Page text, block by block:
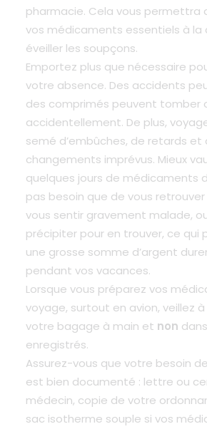
pharmacie. Cela vous permettra
vos médicaments essentiels à la
éveiller les soupçons.
Emportez plus que nécessaire
votre absence. Des accidents
des comprimés peuvent tomber
accidentellement. De plus,
semé d’embûches, de retards et
changements imprévus. Mieux
quelques jours de médicaments
pas besoin que de vous
vous sentir gravement malade,
précipiter pour en trouver, ce qui
une grosse somme d’argent
pendant vos vacances.
Lorsque vous préparez vos
voyage, surtout en avion, veillez
votre bagage à main et non
enregistrés.
Assurez-vous que votre besoin
est bien documenté : lettre ou
médecin, copie de votre
sac isotherme souple si vos